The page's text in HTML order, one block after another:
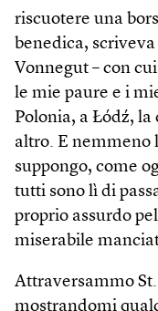
riscuotere una
benedica,
Vonnegut – con
le mie paure e i
Polonia, a Łódź,
altro. E nemmeno
suppongo, come
tutti sono lì di
proprio assurdo
miserabile
Attraversammo
mostrandomi